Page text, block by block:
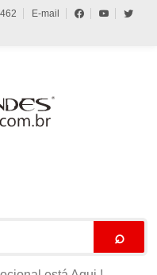
E-mail
⌕